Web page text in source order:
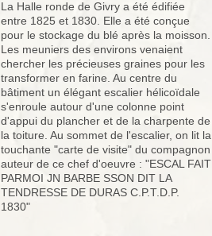
La Halle ronde de Givry a été édifiée
entre 1825 et 1830. Elle a été conçue
pour le stockage du blé après la moisson.
Les meuniers des environs venaient
chercher les précieuses graines pour les
transformer en farine. Au centre du
bâtiment un élégant escalier hélicoïdale
s'enroule autour d'une colonne point
d'appui du plancher et de la charpente de
la toiture. Au sommet de l'escalier, on lit la
touchante "carte de visite" du compagnon
auteur de ce chef d'oeuvre : "ESCAL FAIT
PARMOI JN BARBE SSON DIT LA
TENDRESSE DE DURAS C.P.T.D.P.
1830"